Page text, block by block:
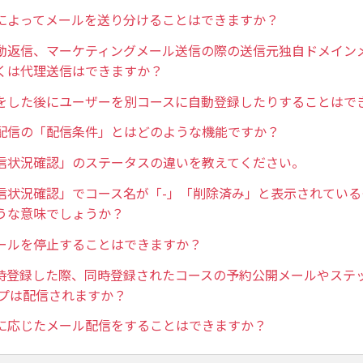
よってメールを送り分けることはできますか？
返信、マーケティングメール送信の際の送信元独自ドメイン
は代理送信はできますか？
した後にユーザーを別コースに自動登録したりすることはで
信の「配信条件」とはどのような機能ですか？
状況確認」のステータスの違いを教えてください。
状況確認」でコース名が「-」「削除済み」と表示されてい
な意味でしょうか？
ルを停止することはできますか？
登録した際、同時登録されたコースの予約公開メールやステ
は配信されますか？
応じたメール配信をすることはできますか？